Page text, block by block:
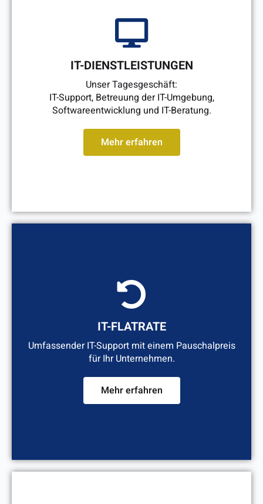
IT-DIENSTLEISTUNGEN
Unser Tagesgeschäft:
IT-Support, Betreuung der IT-Umgebung,
Softwareentwicklung und IT-Beratung.
Mehr erfahren
IT-FLATRATE
Umfassender IT-Support mit einem Pauschalpreis
für Ihr Unternehmen.
Mehr erfahren